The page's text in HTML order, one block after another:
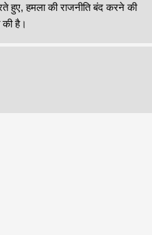
हुए, हमला की राजनीति बंद करने की
की है।